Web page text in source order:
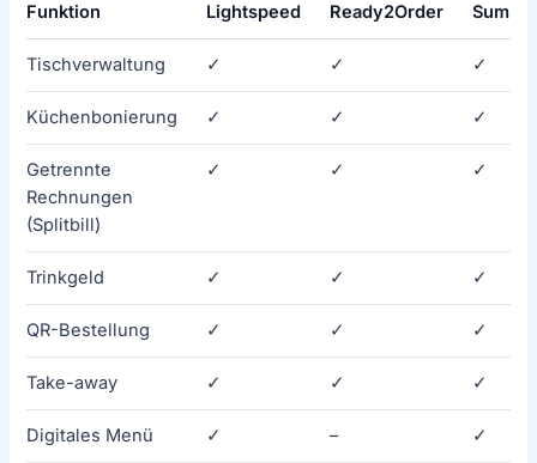
Funktion Lightspeed Ready2Order SumUp
Tischverwaltung ✓ ✓ ✓
Küchenbonierung ✓ ✓ ✓
Getrennte
Rechnungen
(Splitbill)
✓ ✓ ✓
Trinkgeld ✓ ✓ ✓
QR-Bestellung ✓ ✓ ✓
Take-away ✓ ✓ ✓
Digitales Menü ✓ – ✓